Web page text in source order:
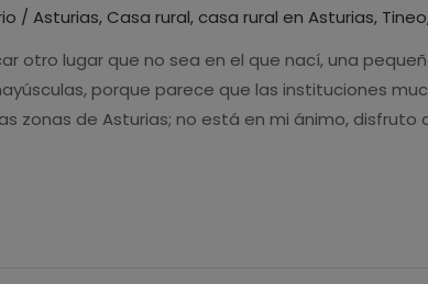
/Asturias, Casa rural,casa rural en Asturias, Tineo
otro lugar que no sea en el que nací, una
porque parece que las instituciones
zonas de Asturias; no está en mi ánimo, disfruto